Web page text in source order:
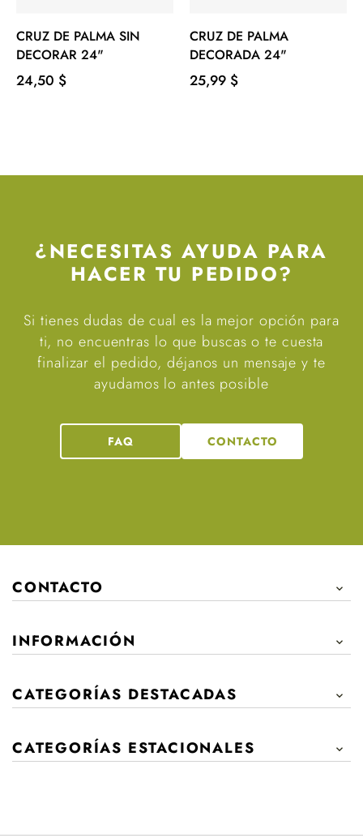
CRUZ DE PALMA SIN
DECORAR 24"
Precio
24,50 $
CRUZ DE PALMA
DECORADA 24"
Precio
25,99 $
¿NECESITAS AYUDA PARA
HACER TU PEDIDO?
Si tienes dudas de cual es la mejor opción para
ti, no encuentras lo que buscas o te cuesta
finalizar el pedido, déjanos un mensaje y te
ayudamos lo antes posible
FAQ CONTACTO
CONTACTO 
INFORMACIÓN 
CATEGORÍAS DESTACADAS 
CATEGORÍAS ESTACIONALES 